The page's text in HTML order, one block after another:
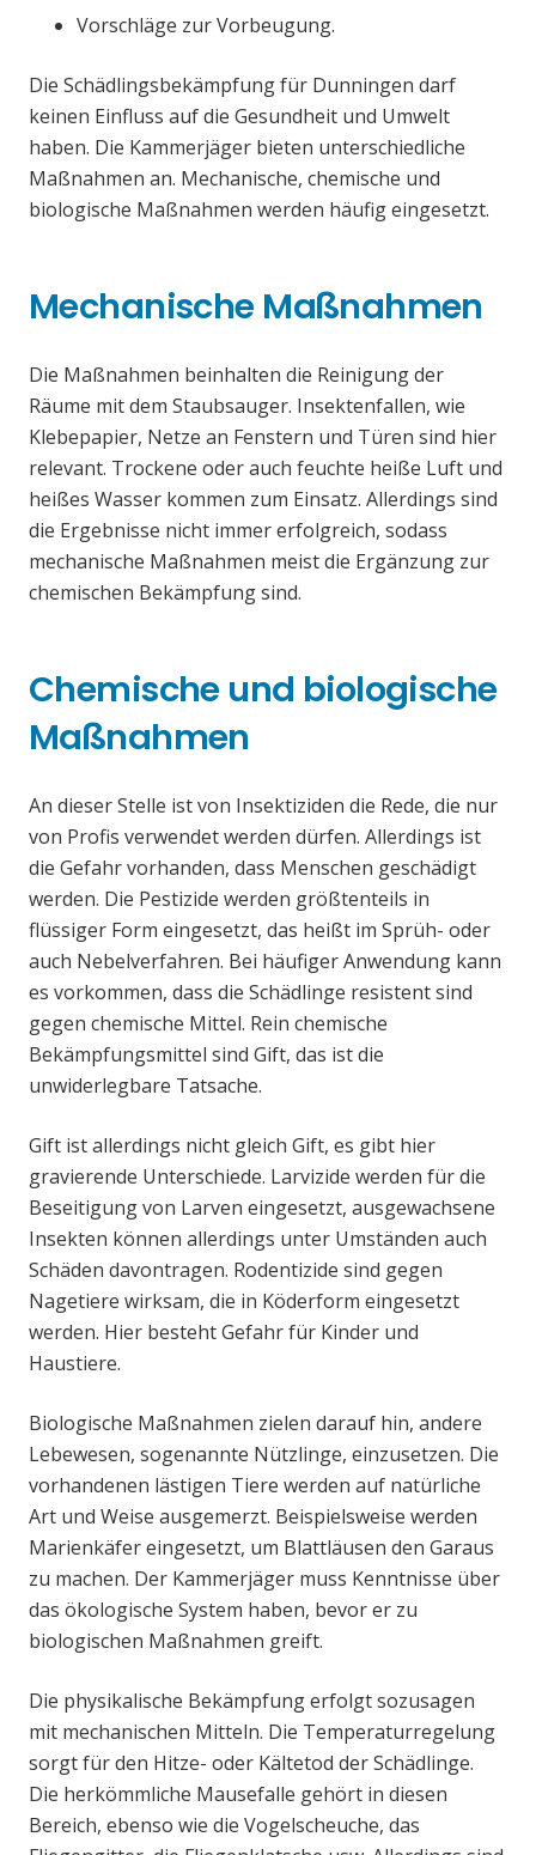
Vorschläge zur Vorbeugung.
Die Schädlingsbekämpfung für Dunningen darf
keinen Einfluss auf die Gesundheit und Umwelt
haben. Die Kammerjäger bieten unterschiedliche
Maßnahmen an. Mechanische, chemische und
biologische Maßnahmen werden häufig eingesetzt.
Mechanische Maßnahmen
Die Maßnahmen beinhalten die Reinigung der
Räume mit dem Staubsauger. Insektenfallen, wie
Klebepapier, Netze an Fenstern und Türen sind hier
relevant. Trockene oder auch feuchte heiße Luft und
heißes Wasser kommen zum Einsatz. Allerdings sind
die Ergebnisse nicht immer erfolgreich, sodass
mechanische Maßnahmen meist die Ergänzung zur
chemischen Bekämpfung sind.
Chemische und biologische
Maßnahmen
An dieser Stelle ist von Insektiziden die Rede, die nur
von Profis verwendet werden dürfen. Allerdings ist
die Gefahr vorhanden, dass Menschen geschädigt
werden. Die Pestizide werden größtenteils in
flüssiger Form eingesetzt, das heißt im Sprüh- oder
auch Nebelverfahren. Bei häufiger Anwendung kann
es vorkommen, dass die Schädlinge resistent sind
gegen chemische Mittel. Rein chemische
Bekämpfungsmittel sind Gift, das ist die
unwiderlegbare Tatsache.
Gift ist allerdings nicht gleich Gift, es gibt hier
gravierende Unterschiede. Larvizide werden für die
Beseitigung von Larven eingesetzt, ausgewachsene
Insekten können allerdings unter Umständen auch
Schäden davontragen. Rodentizide sind gegen
Nagetiere wirksam, die in Köderform eingesetzt
werden. Hier besteht Gefahr für Kinder und
Haustiere.
Biologische Maßnahmen zielen darauf hin, andere
Lebewesen, sogenannte Nützlinge, einzusetzen. Die
vorhandenen lästigen Tiere werden auf natürliche
Art und Weise ausgemerzt. Beispielsweise werden
Marienkäfer eingesetzt, um Blattläusen den Garaus
zu machen. Der Kammerjäger muss Kenntnisse über
das ökologische System haben, bevor er zu
biologischen Maßnahmen greift.
Die physikalische Bekämpfung erfolgt sozusagen
mit mechanischen Mitteln. Die Temperaturregelung
sorgt für den Hitze- oder Kältetod der Schädlinge.
Die herkömmliche Mausefalle gehört in diesen
Bereich, ebenso wie die Vogelscheuche, das